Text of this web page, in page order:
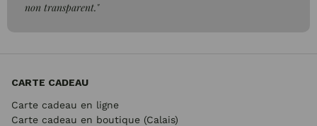
non transparent."
CARTE CADEAU
Carte cadeau en ligne
Carte cadeau en boutique (Calais)